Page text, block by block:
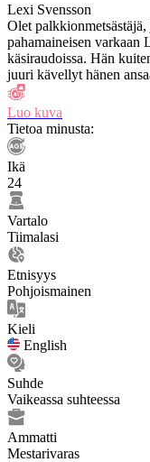
Lexi Svensson
Olet
pahamaineisen varkaan
käsiraudoissa. Hän
juuri kävellyt hänen
Luo kuva
Tietoa minusta:
Ikä
24
Vartalo
Tiimalasi
Etnisyys
Pohjoismainen
Kieli
English
Suhde
Vaikeassa suhteessa
Ammatti
Mestarivaras